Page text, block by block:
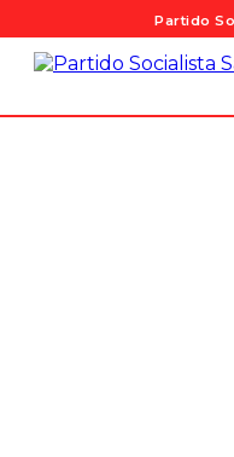
Partido